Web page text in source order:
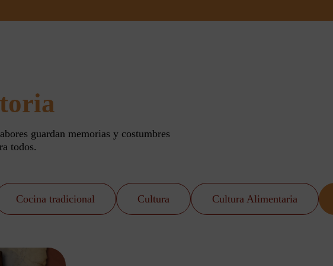
guardan memorias y costumbres
todos.
Cocina tradicional Cultura Cultura Alimentaria